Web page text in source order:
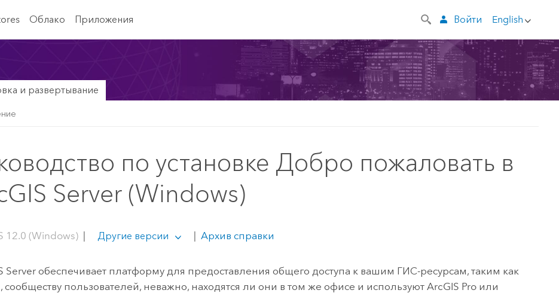
Облако Приложения English
Войти
и развертывание
по установке Добро пожаловать в
Server (Windows)
12.0 (Windows) | Другие версии | Архив справки
Server обеспечивает платформу для предоставления общего доступа к вашим ГИС-ресурсам, таким как
сообществу пользователей, неважно, находятся ли они в том же офисе и используютArcGIS Pro или